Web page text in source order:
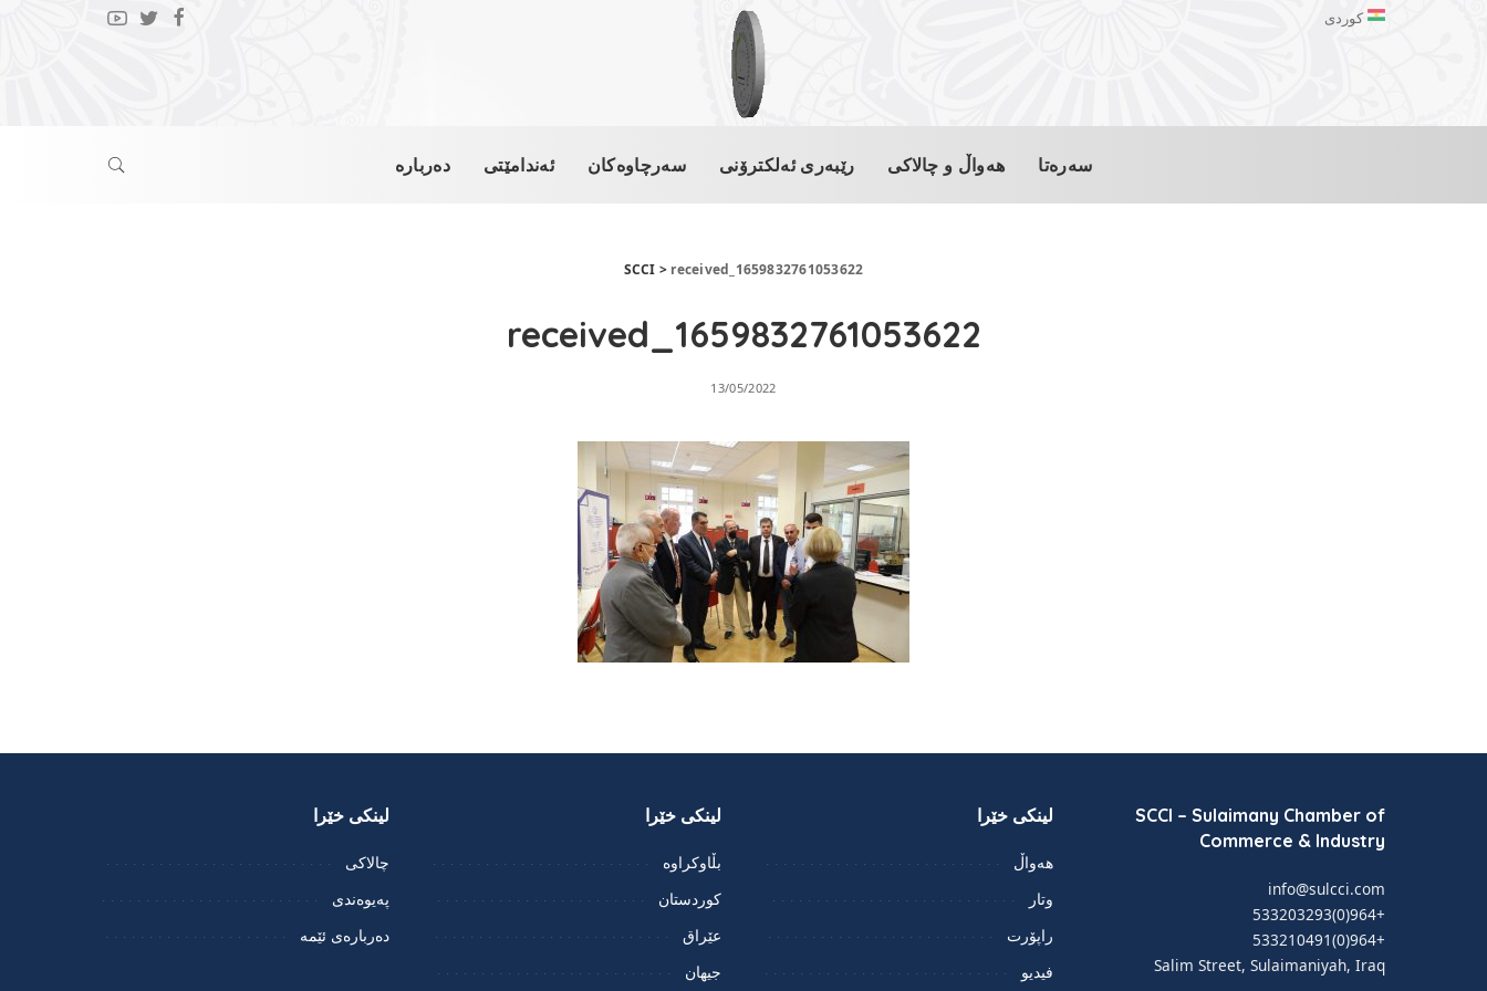
کوردی
سەرەتا هەواڵ و چالاکی رێبەری ئەلکترۆنی سەرچاوەکان ئەندامێتی دەربارە
SCCI > received_1659832761053622
received_1659832761053622
13/05/2022
SCCI – Sulaimany Chamber of
Commerce & Industry
info@sulcci.com
+964(0)533203293
+964(0)533210491
Salim Street, Sulaimaniyah, Iraq
لینکی خێرا
هەواڵ
وتار
راپۆرت
فيديو
لینکی خێرا
بڵاوکراوە
کوردستان
عێراق
جیهان
لینکی خێرا
چالاکی
پەیوەندی
دەربارەی ئێمە